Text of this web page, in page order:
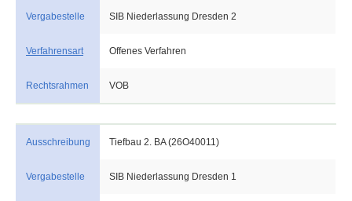
Vergabestelle SIB Niederlassung Dresden 2
Verfahrensart Offenes Verfahren
Rechtsrahmen VOB
Ausschreibung Tiefbau 2. BA (26O40011)
Vergabestelle SIB Niederlassung Dresden 1